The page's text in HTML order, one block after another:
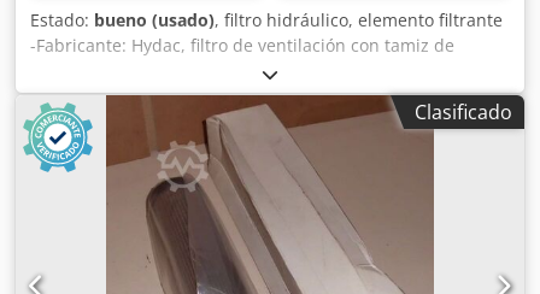
Estado: bueno (usado), filtro hidráulico, elemento filtrante
-Fabricante: Hydac, filtro de ventilación con tamiz de
llenado Dcjdpfx Asvyqp Djnksk -Tipo: ELF 5-210-3.0 -
Dimensiones: Ø 176 x 355 mm -Peso: 2,7 kg
Clasificado